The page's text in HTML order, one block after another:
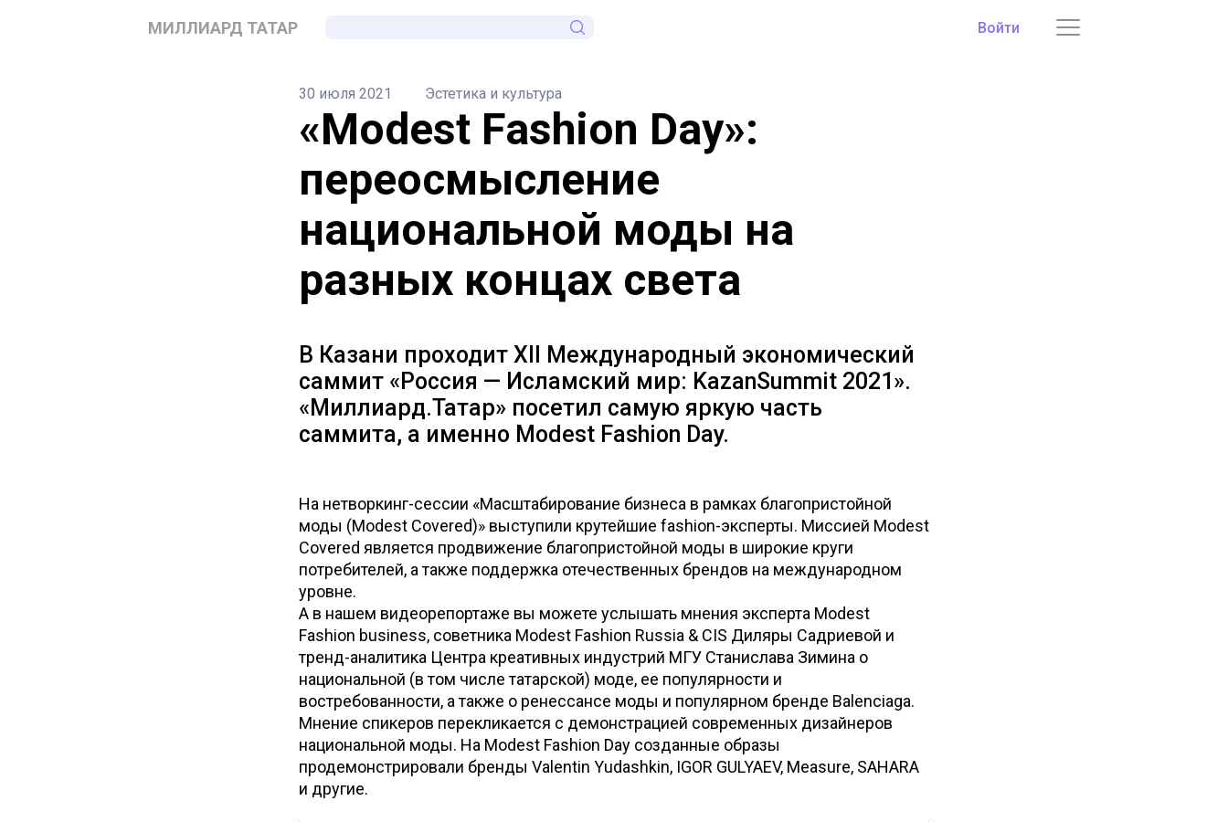
МИЛЛИАРД ТАТАР Войти
30 июля 2021 Эстетика и культура
«Modest Fashion Day»:
переосмысление
национальной моды на
разных концах света
В Казани проходит ХII Международный экономический
саммит «Россия — Исламский мир: KazanSummit 2021».
«Миллиард.Татар» посетил самую яркую часть
саммита, а именно Modest Fashion Day.
На нетворкинг-сессии «Масштабирование бизнеса в рамках благопристойной
моды (Modest Covered)» выступили крутейшие fashion-эксперты. Миссией Modest
Covered является продвижение благопристойной моды в широкие круги
потребителей, а также поддержка отечественных брендов на международном
уровне.
А в нашем видеорепортаже вы можете услышать мнения эксперта Modest
Fashion business, советника Modest Fashion Russia & CIS Диляры Садриевой и
тренд-аналитика Центра креативных индустрий МГУ Станислава Зимина о
национальной (в том числе татарской) моде, ее популярности и
востребованности, а также о ренессансе моды и популярном бренде Balenciaga.
Мнение спикеров перекликается с демонстрацией современных дизайнеров
национальной моды. На Modest Fashion Day созданные образы
продемонстрировали бренды Valentin Yudashkin, IGOR GULYAEV, Measure, SAHARA
и другие.